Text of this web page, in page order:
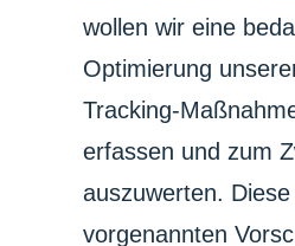
wollen wir eine
Optimierung
Tracking-
erfassen und zum
auszuwerten.
vorgenannten